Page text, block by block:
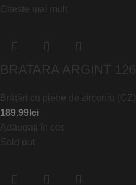
Citește mai mult
BRATARA ARGINT 126
Brățări cu pietre de zirconiu (CZ)
189.99 lei
Adăugați în coș
Sold out